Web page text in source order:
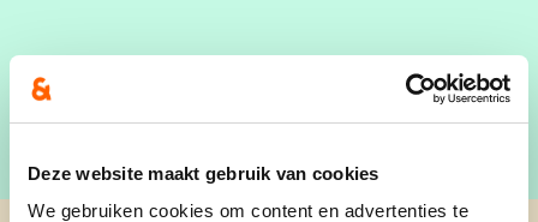
Deze website maakt gebruik van cookies
We gebruiken cookies om content en advertenties te